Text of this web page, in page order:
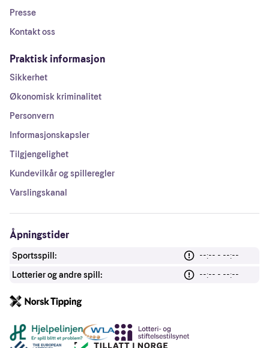
Presse
Kontakt oss
Praktisk informasjon
Sikkerhet
Økonomisk kriminalitet
Personvern
Informasjonskapsler
Tilgjengelighet
Kundevilkår og spilleregler
Varslingskanal
Åpningstider
Sportsspill:
--:-- - --:--
Lotterier og andre spill:
--:-- - --:--
Andre lenker